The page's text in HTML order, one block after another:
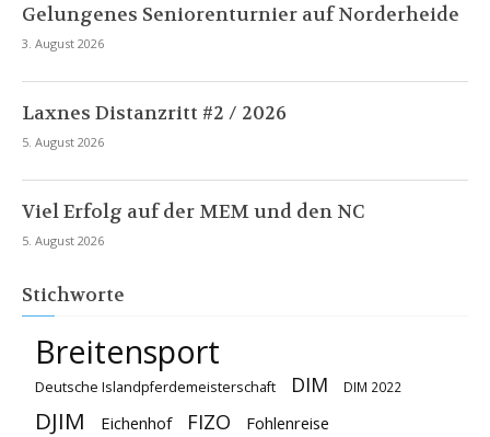
Gelungenes Seniorenturnier auf Norderheide
3. August 2026
Laxnes Distanzritt #2 / 2026
5. August 2026
Viel Erfolg auf der MEM und den NC
5. August 2026
Stichworte
Breitensport
Deutsche Islandpferdemeisterschaft DIM DIM 2022
DJIM Eichenhof FIZO Fohlenreise